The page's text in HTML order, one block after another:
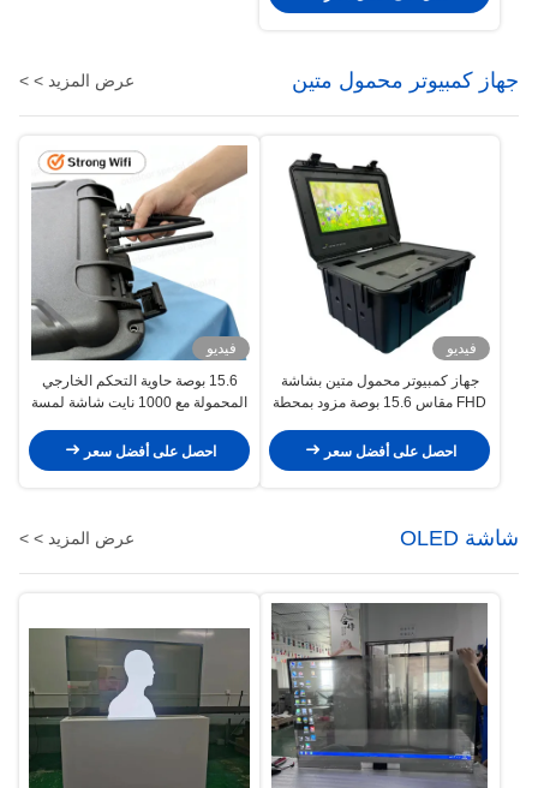
جهاز كمبيوتر محمول متين عرض المزيد > >
فيديو
جهاز كمبيوتر محمول متين بشاشة
FHD مقاس 15.6 بوصة مزود بمحطة
للاستخدام الخارجي
احصل على أفضل سعر
فيديو
15.6 بوصة حاوية التحكم الخارجي
المحمولة مع 1000 نايت شاشة لمسة
وبطارية قابلة لإعادة الشحن
احصل على أفضل سعر
شاشة OLED عرض المزيد > >